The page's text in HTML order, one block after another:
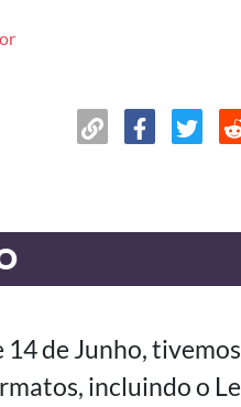
14 de Junho,
incluindo o